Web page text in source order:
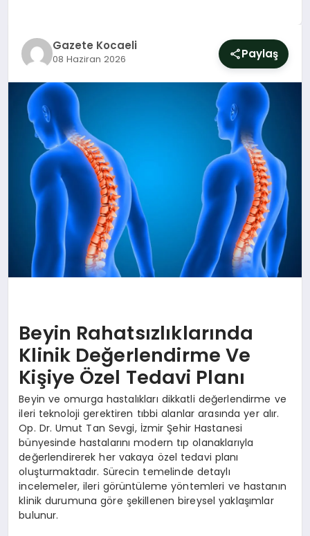
YAŞAM
DÜNYA
SAĞLIK
EĞITIM
Gazete Kocaeli
08 Haziran 2026 Paylaş
Beyin Rahatsızlıklarında
Klinik Değerlendirme Ve
Kişiye Özel Tedavi Planı
Beyin ve omurga hastalıkları dikkatli değerlendirme ve
ileri teknoloji gerektiren tıbbi alanlar arasında yer alır.
Op. Dr. Umut Tan Sevgi, İzmir Şehir Hastanesi
bünyesinde hastalarını modern tıp olanaklarıyla
değerlendirerek her vakaya özel tedavi planı
oluşturmaktadır. Sürecin temelinde detaylı
incelemeler, ileri görüntüleme yöntemleri ve hastanın
klinik durumuna göre şekillenen bireysel yaklaşımlar
bulunur.